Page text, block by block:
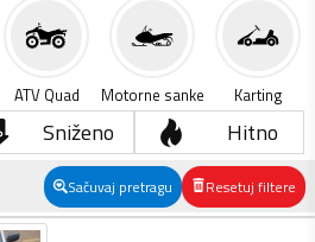
ATV Quad Motorne sanke Karting
Sniženo Hitno
Sačuvaj pretragu Resetuj filtere